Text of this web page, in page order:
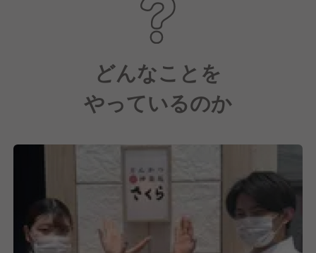
どんなことを
やっているのか